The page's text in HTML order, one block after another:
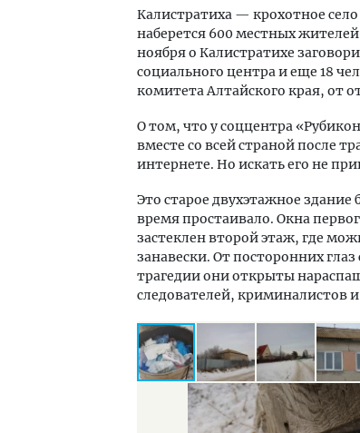
Калистратиха — крохотное
наберется 600 местных
ноября о Калистратихе
социального центра и еще 18
комитета Алтайского края, от
О том, что у соццентра
вместе со всей страной после
интернете. Но искать его не
Это старое двухэтажное
время простаивало. Окна
застеклен второй этаж, где
занавески. От посторонних
трагедии они открыты
следователей, криминалистов